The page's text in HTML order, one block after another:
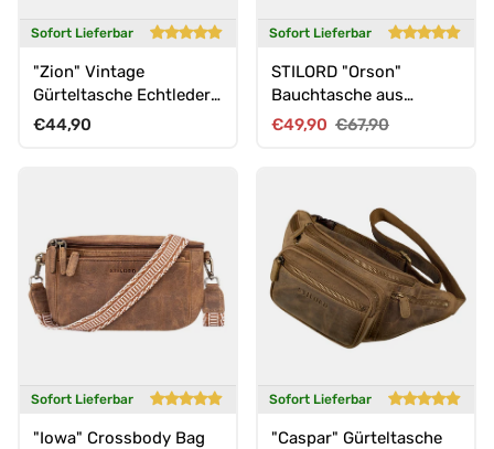
Sofort Lieferbar
"Zion" Vintage
Gürteltasche Echtleder
Bauchtasche
Normaler Preis
€44,90
Sofort Lieferbar
STILORD "Orson"
Bauchtasche aus
echtem Leder für Damen
Verkaufspreis
€49,90 Normaler Preis
€67,90
Sofort Lieferbar
"Iowa" Crossbody Bag
Sofort Lieferbar
"Caspar" Gürteltasche